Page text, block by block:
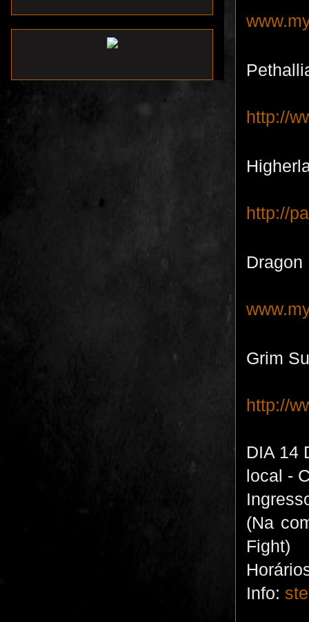
http://
http://
Dragon
Grim
http://
DIA 14
local -
(Na
Fight)
Info: